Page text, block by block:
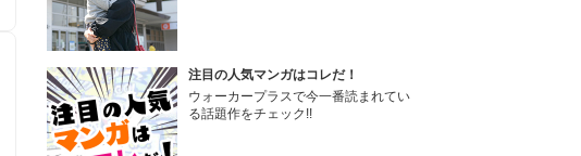
注目の人気マンガはコレだ！
ウォーカープラスで今一番読まれてい
る話題作をチェック!!